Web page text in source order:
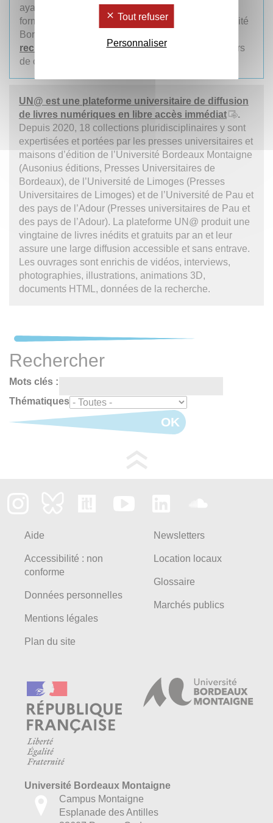
ayant en commun l’accessibilité du discours et du
format. Aux côtés
d’echos l@ collection
, l’Université
Bordeaux Montaigne a créé le
recherche
etune chaîne YouTube
en cours
de construction.
UN@ est une plateforme universitaire de diffusion
de livres numériques en libre accès immédiat
.
Depuis 2020, 18 collections pluridisciplinaires y sont
expertisées et portées par les presses universitaires et
maisons d’édition de l’Université Bordeaux Montaigne
(Ausonius éditions, Presses Universitaires de
Bordeaux), de l’Université de Limoges (Presses
Universitaires de Limoges) et de l’Université de Pau et
des pays de l’Adour (Presses universitaires de Pau et
des pays de l’Adour). La plateforme UN@ produit une
vingtaine de livres inédits et gratuits par an et leur
assure une large diffusion accessible et sans entrave.
Les ouvrages sont enrichis de vidéos, interviews,
photographies, illustrations, animations 3D,
documents HTML, données de la recherche.
Rechercher
Mots clés :
Thématiques
OK
Aide
Accessibilité : non
conforme
Données personnelles
Mentions légales
Plan du site
Newsletters
Location locaux
Glossaire
Marchés publics
Université Bordeaux Montaigne
Campus Montaigne
Esplanade des Antilles
Tout refuser
Personnaliser